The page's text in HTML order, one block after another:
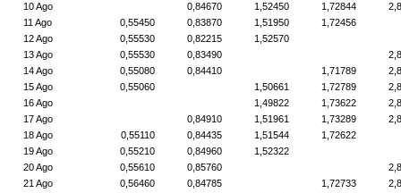
10 Ago
0,84670 1,52450 1,72844
11 Ago
0,55450 0,83870 1,51950
1,72456
12 Ago
0,55530 0,82215
1,52570
13 Ago
0,55530 0,83490
14 Ago
0,55080 0,84410 1,71789
15 Ago
0,55060 1,50661 1,72789
16 Ago
1,49822 1,73622
17 Ago
0,84910 1,51961 1,73289
18 Ago
0,55110 0,84435 1,51544
1,72622
19 Ago
0,55210 0,84960
1,52322
20 Ago
0,55610 0,85760
21 Ago
0,56460 0,84785 1,72733